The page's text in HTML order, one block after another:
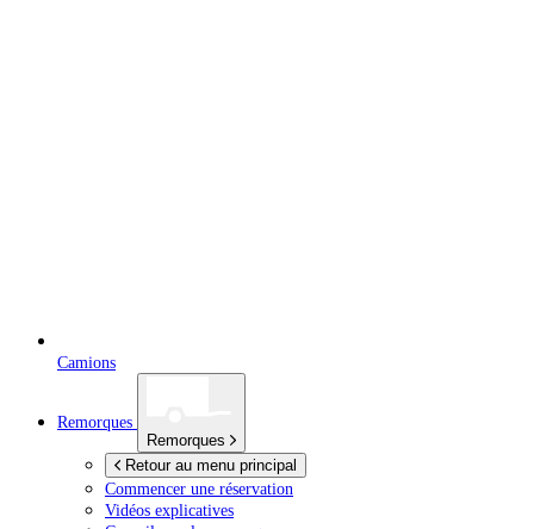
Camions
Remorques
Remorques
Retour au menu principal
Commencer une réservation
Vidéos explicatives